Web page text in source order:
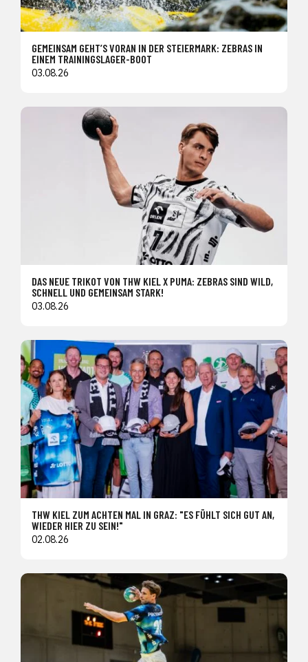
GEMEINSAM GEHT’S VORAN IN DER STEIERMARK: ZEBRAS IN
EINEM TRAININGSLAGER-BOOT
03.08.26
DAS NEUE TRIKOT VON THW KIEL X PUMA: ZEBRAS SIND WILD,
SCHNELL UND GEMEINSAM STARK!
03.08.26
THW KIEL ZUM ACHTEN MAL IN GRAZ: "ES FÜHLT SICH GUT AN,
WIEDER HIER ZU SEIN!"
02.08.26